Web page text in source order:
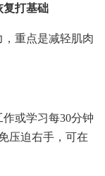
复打基础
重点是减轻肌肉
或学习每30分钟
压迫右手，可在